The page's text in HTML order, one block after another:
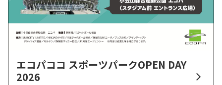
エコパココ スポーツパークOPEN DAY
2026